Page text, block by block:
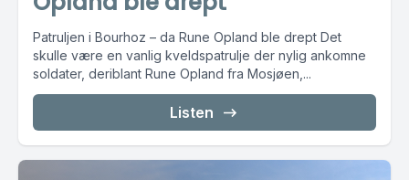
Patruljen i Bourhoz – da Rune Opland ble drept Det
skulle være en vanlig kveldspatrulje der nylig ankomne
soldater, deriblant Rune Opland fra Mosjøen,...
Listen